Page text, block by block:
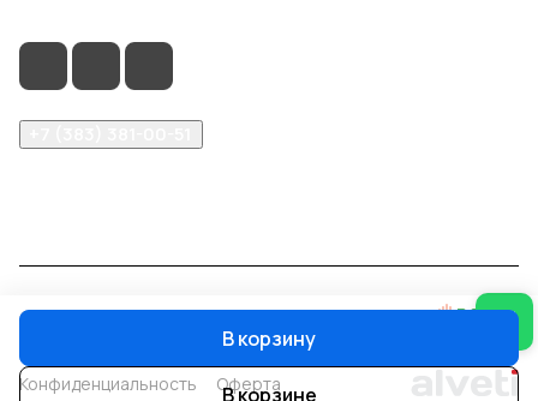
В корзину
В корзине
© 2026 Интер-Двери
Конфиденциальность Оферта